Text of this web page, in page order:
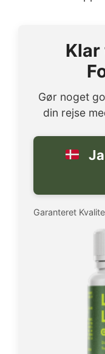
Klar
Gør noget
din rejse
Garanteret